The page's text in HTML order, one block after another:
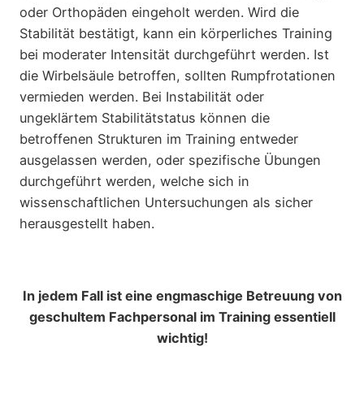
oder Orthopäden eingeholt werden. Wird die
Stabilität bestätigt, kann ein körperliches Training
bei moderater Intensität durchgeführt werden. Ist
die Wirbelsäule betroffen, sollten Rumpfrotationen
vermieden werden. Bei Instabilität oder
ungeklärtem Stabilitätstatus können die
betroffenen Strukturen im Training entweder
ausgelassen werden, oder spezifische Übungen
durchgeführt werden, welche sich in
wissenschaftlichen Untersuchungen als sicher
herausgestellt haben.
In jedem Fall ist eine engmaschige Betreuung von
geschultem Fachpersonal im Training essentiell
wichtig!